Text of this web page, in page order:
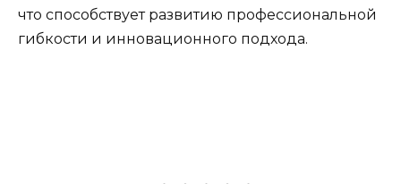
что способствует развитию профессиональной
гибкости и инновационного подхода.